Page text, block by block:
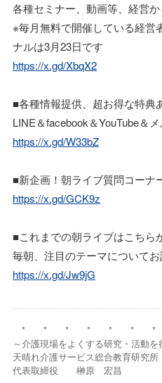
各種セミナー、動画等、経営
※毎月無料で開催している経営
ナルは3月23日です
https://x.gd/XbqX2
■各種情報提供、超お得な特典
LINE＆facebook＆YouTube＆
https://x.gd/W33bZ
■新企画！朝ライブ質問コーナ
https://x.gd/GCK9z
■これまでの朝ライブはこちら
毎朝、注目のテーマについてお
https://x.gd/Jw9jG
* * * * * * *
～介護現場をよくする研究・活動を
天晴れ介護サービス総合教育研究
代表取締役 榊原 宏昌